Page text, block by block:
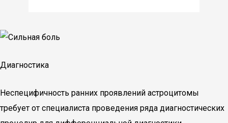
Диагностика
Неспецифичность ранних проявлений астроцитомы
требует от специалиста проведения ряда диагностических